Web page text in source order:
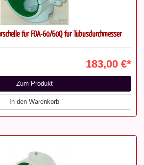
für FOA-60/60Q für Tubusdurchmesser
183,00 €*
Zum Produkt
In den Warenkorb